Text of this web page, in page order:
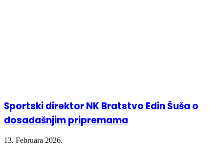
Sportski direktor NK Bratstvo Edin Šuša o
dosadašnjim pripremama
13. Februara 2026.